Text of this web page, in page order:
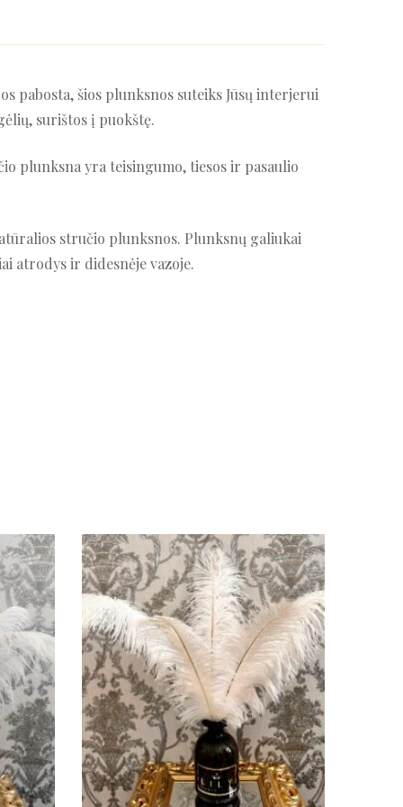
pabosta, šios plunksnos suteiks Jūsų interjerui
surištos į puokštę.
plunksna yra teisingumo, tiesos ir pasaulio
stručio plunksnos. Plunksnų galiukai
atrodys ir didesnėje vazoje.